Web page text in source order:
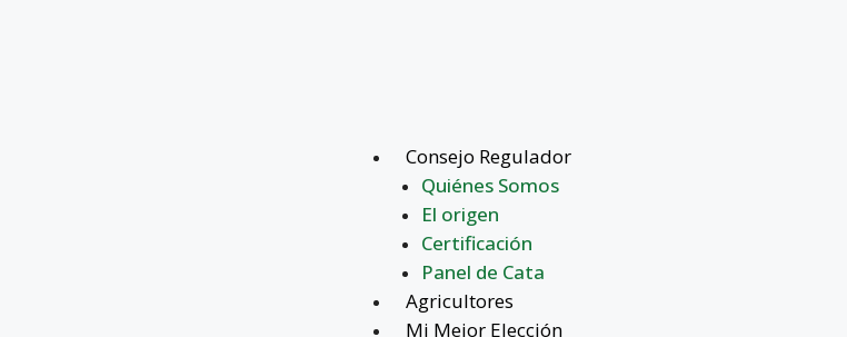
Consejo Regulador
Quiénes Somos
El origen
Certificación
Panel de Cata
Agricultores
Mi Mejor Elección